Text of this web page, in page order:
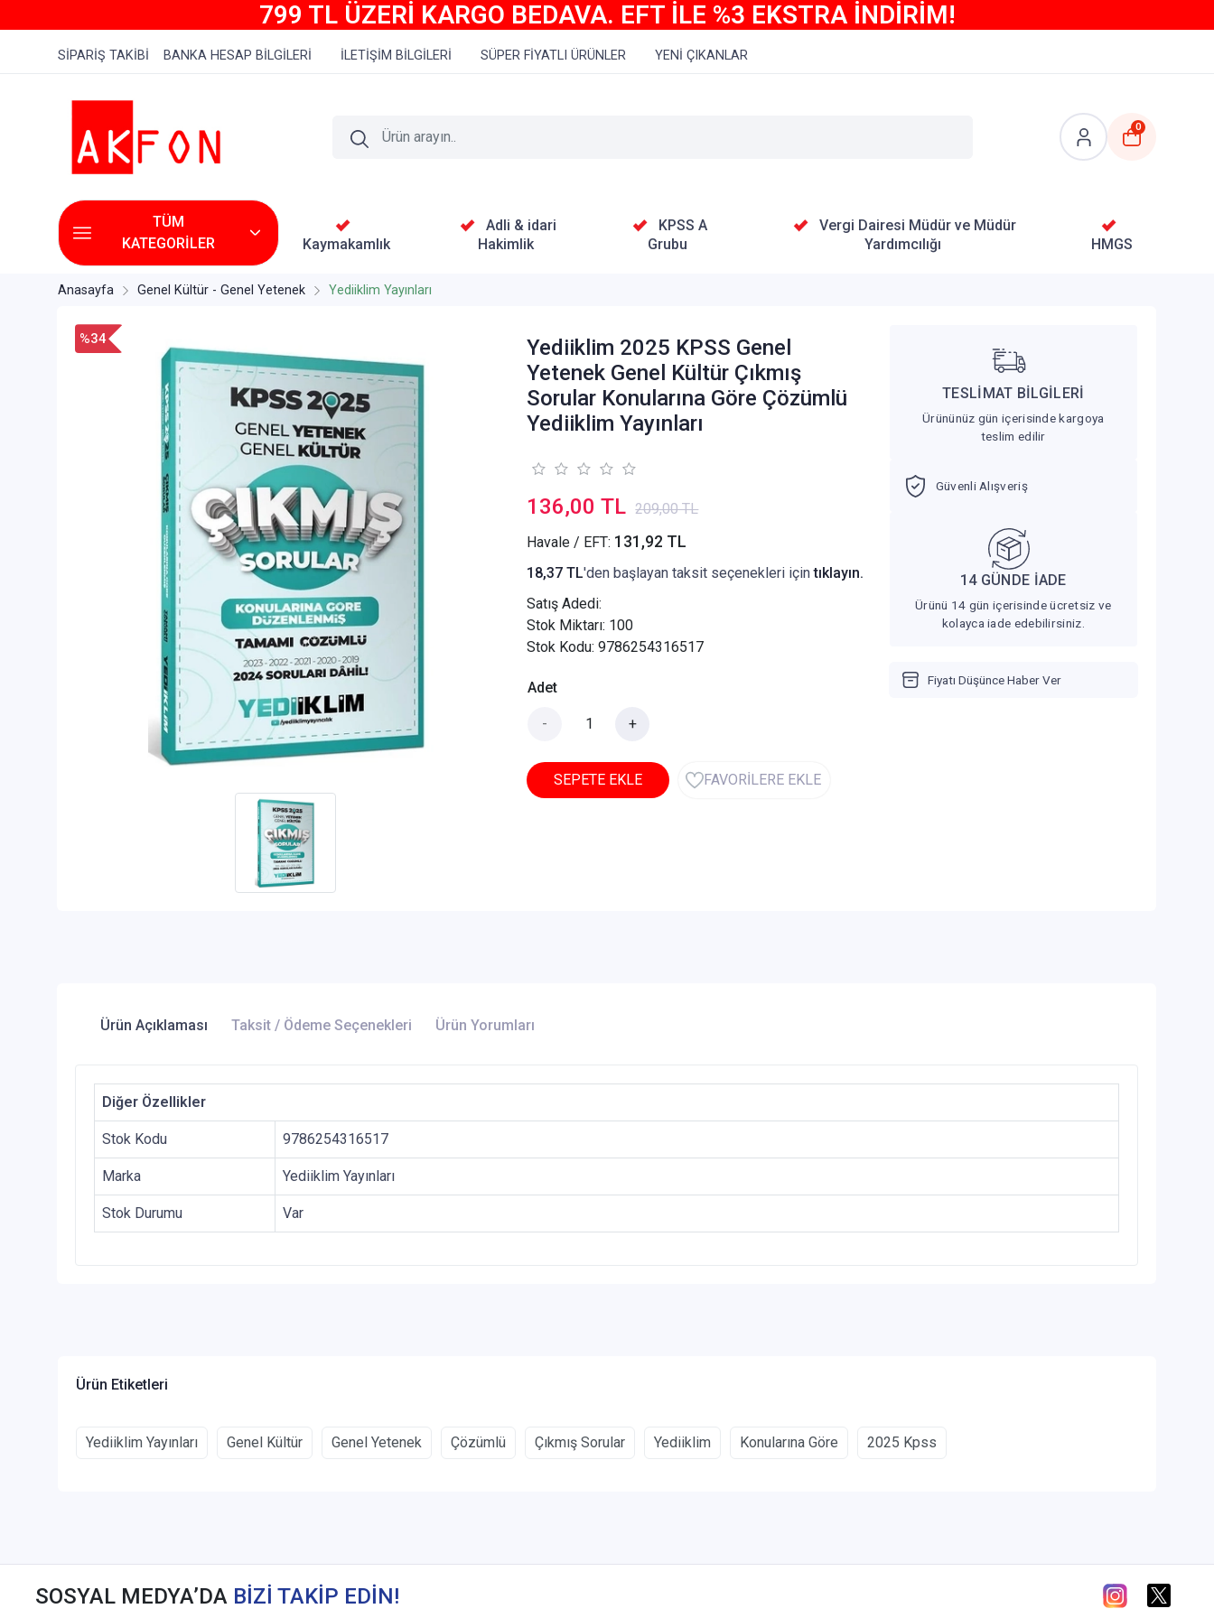
799 TL ÜZERİ KARGO BEDAVA. EFT İLE %3 EKSTRA İNDİRİM!
SİPARİŞ TAKİBİ BANKA HESAP BİLGİLERİ İLETİŞİM BİLGİLERİ SÜPER FİYATLI ÜRÜNLER YENİ ÇIKANLAR
0
TÜM
KATEGORİLER
Kaymakamlık
Adli & idari
Hakimlik
KPSS A
Grubu
Vergi Dairesi Müdür ve Müdür
Yardımcılığı
HMGS
Anasayfa Genel Kültür - Genel Yetenek Yediiklim Yayınları
%34
Yediiklim 2025 KPSS Genel
Yetenek Genel Kültür Çıkmış
Sorular Konularına Göre Çözümlü
Yediiklim Yayınları
136,00 TL 209,00 TL
Havale / EFT: 131,92 TL
18,37 TL'den başlayan taksit seçenekleri içintıklayın.
Satış Adedi:
Stok Miktarı: 100
Stok Kodu: 9786254316517
Adet
- +
SEPETE EKLE FAVORİLERE EKLE
TESLİMAT BİLGİLERİ
Ürününüz gün içerisinde kargoya
teslim edilir
Güvenli Alışveriş
14 GÜNDE İADE
Ürünü 14 gün içerisinde ücretsiz ve
kolayca iade edebilirsiniz.
Fiyatı Düşünce Haber Ver
Ürün Açıklaması Taksit / Ödeme Seçenekleri Ürün Yorumları
Diğer Özellikler
Stok Kodu 9786254316517
Marka Yediiklim Yayınları
Stok Durumu Var
Ürün Etiketleri
Yediiklim Yayınları Genel Kültür Genel Yetenek Çözümlü Çıkmış Sorular Yediiklim Konularına Göre 2025 Kpss
SOSYAL MEDYA’DA BİZİ TAKİP EDİN!